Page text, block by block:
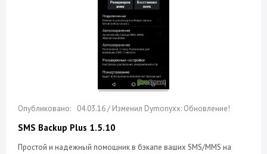
04.03.16 / Изменил Dymonyxx: Обновление!
SMS Backup Plus 1.5.10
Простой и надежный помощник в бэкапе ваших SMS/MMS на